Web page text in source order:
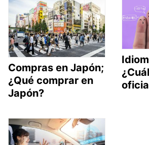
Compras en Japón;
¿Qué comprar en
Japón?